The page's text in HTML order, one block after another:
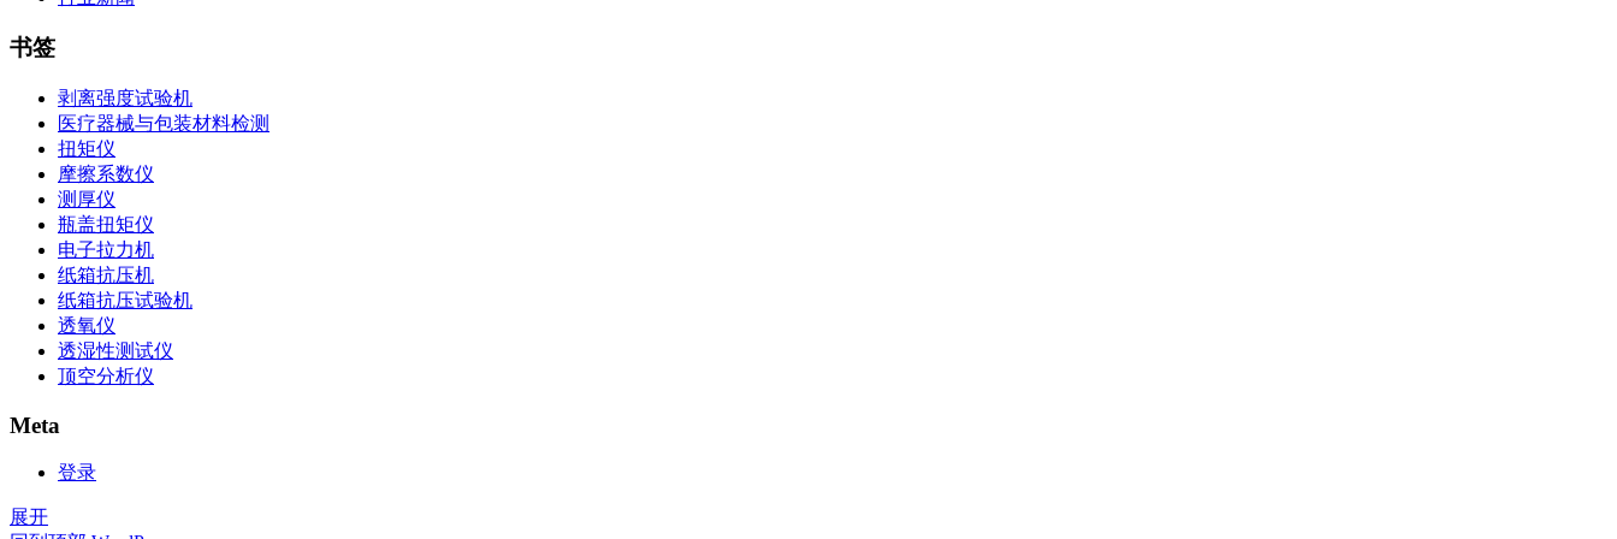
书签
剥离强度试验机
医疗器械与包装材料检测
扭矩仪
摩擦系数仪
测厚仪
瓶盖扭矩仪
电子拉力机
纸箱抗压机
纸箱抗压试验机
透氧仪
透湿性测试仪
顶空分析仪
Meta
登录
展开